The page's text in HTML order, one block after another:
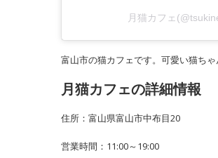
月猫カフェ
富山市の猫カフェです。可愛い猫ち
月猫カフェの詳細情報
住所：富山県富山市中布目20
営業時間：11:00～19:00